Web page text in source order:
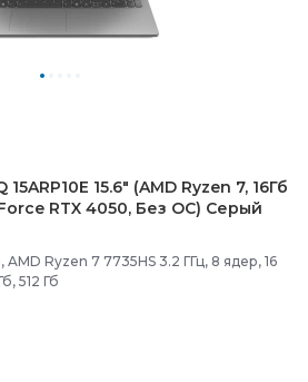
15.6" (AMD Ryzen 7, 16Гб
RTX 4050, Без ОС) Серый
AMD Ryzen 7 7735HS 3.2 ГГц, 8 ядер, 16
512 Гб